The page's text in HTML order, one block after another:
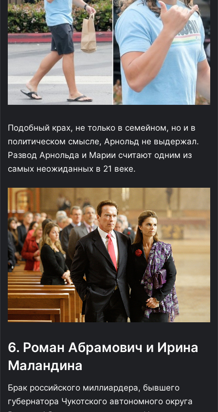
Подобный крах, не только в семейном, но и в
политическом смысле, Арнольд не выдержал.
Развод Арнольда и Марии считают одним из
самых неожиданных в 21 веке.
6. Роман Абрамович и Ирина
Маландина
Брак российского миллиардера, бывшего
губернатора Чукотского автономного округа